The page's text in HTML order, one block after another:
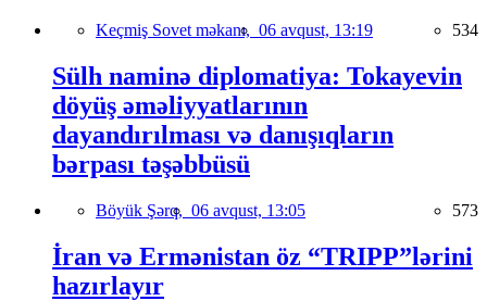
Keçmiş Sovet məkanı, 06 avqust, 13:19 534
Sülh naminə diplomatiya: Tokayevin
döyüş əməliyyatlarının
dayandırılması və danışıqların
bərpası təşəbbüsü
Böyük Şərq, 06 avqust, 13:05 573
İran və Ermənistan öz “TRIPP”lərini
hazırlayır